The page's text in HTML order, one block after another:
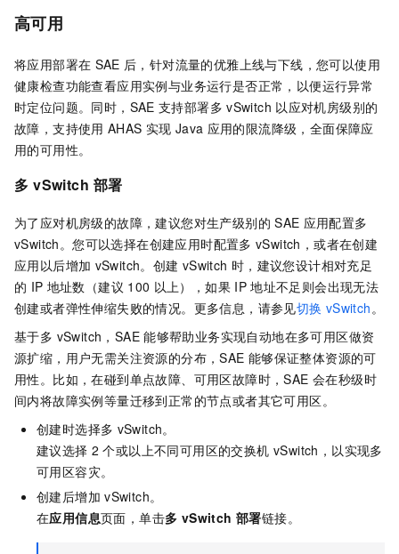
高可用
将应用部署在 SAE 后，针对流量的优雅上线与下线，您可以使用
健康检查功能查看应用实例与业务运行是否正常，以便运行异常
时定位问题。同时， SAE 支持部署多 vSwitch 以应对机房级别的
故障，支持使用 AHAS 实现 Java 应用的限流降级，全面保障应
用的可用性。
多 vSwitch 部署
为了应对机房级的故障，建议您对生产级别的 SAE 应用配置多
vSwitch。您可以选择在创建应用时配置多 vSwitch，或者在创建
应用以后增加 vSwitch。创建 vSwitch 时，建议您设计相对充足
的 IP 地址数（建议 100 以上），如果 IP 地址不足则会出现无法
创建或者弹性伸缩失败的情况。更多信息，请参见切换 vSwitch。
基于多 vSwitch，SAE 能够帮助业务实现自动地在多可用区做资
源扩缩，用户无需关注资源的分布，SAE 能够保证整体资源的可
用性。比如，在碰到单点故障、可用区故障时，SAE 会在秒级时
间内将故障实例等量迁移到正常的节点或者其它可用区。
创建时选择多 vSwitch。
建议选择 2 个或以上不同可用区的交换机 vSwitch，以实现多
可用区容灾。
创建后增加 vSwitch。
在应用信息页面，单击多 vSwitch 部署链接。